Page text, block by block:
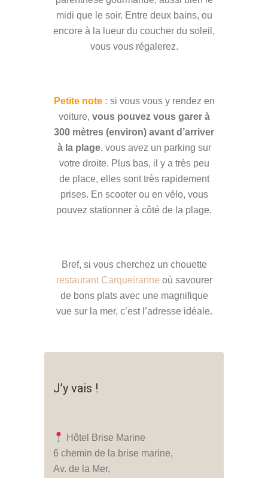
midi que le soir. Entre deux bains, ou
encore à la lueur du coucher du soleil,
vous vous régalerez.
Petite note : si vous vous y rendez en
voiture, vous pouvez vous garer à
300 mètres (environ) avant d’arriver
à la plage, vous avez un parking sur
votre droite. Plus bas, il y a très peu
de place, elles sont très rapidement
prises. En scooter ou en vélo, vous
pouvez stationner à côté de la plage.
Bref, si vous cherchez un chouette
restaurant Carqueiranne où savourer
de bons plats avec une magnifique
vue sur la mer, c’est l’adresse idéale.
J’y vais !
Hôtel Brise Marine
6 chemin de la brise marine,
Av. de la Mer,